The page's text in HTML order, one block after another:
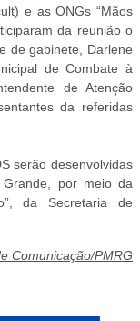
e as ONGs “Mãos
da reunião o
de gabinete, Darlene
de Combate à
de Atenção
da referidas
serão desenvolvidas
por meio da
da Secretaria de
Comunicação/PMRG